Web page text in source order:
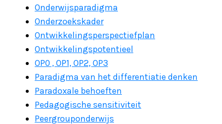
Onderwijsparadigma
Onderzoekskader
Ontwikkelingsperspectiefplan
Ontwikkelingspotentieel
OP0 , OP1, OP2, OP3
Paradigma van het differentiatie denken
Paradoxale behoeften
Pedagogische sensitiviteit
Peergrouponderwijs